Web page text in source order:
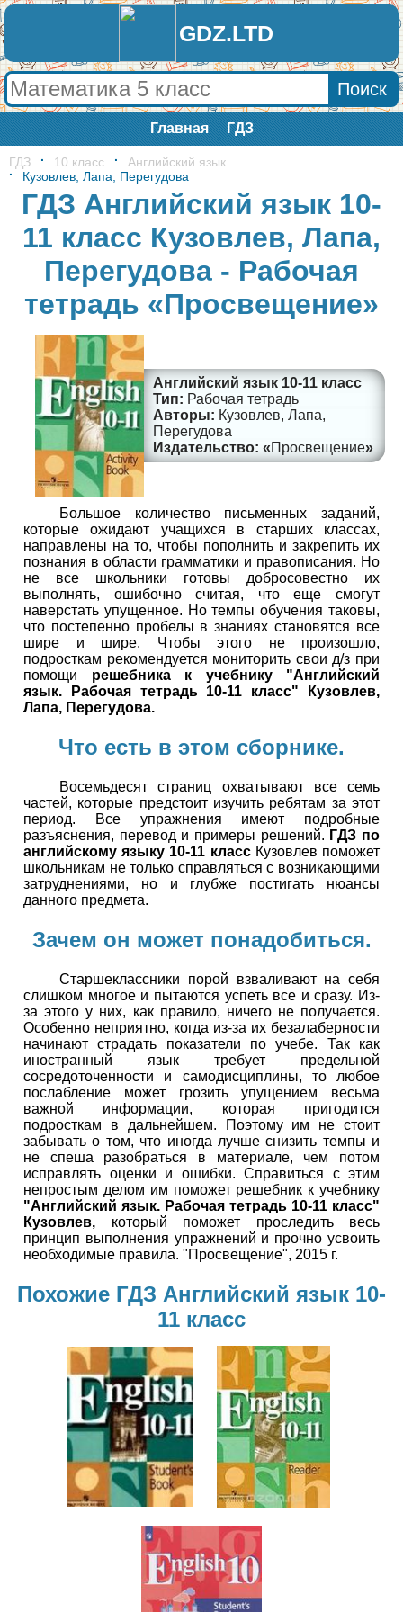
GDZ.LTD
Главная ГДЗ
ГДЗ 10 класс
Английский язык
Кузовлев, Лапа, Перегудова
ГДЗ Английский язык 10-
11 класс Кузовлев, Лапа,
Перегудова - Рабочая
тетрадь «Просвещение»
Английский язык 10-11 класс
Рабочая тетрадь
Кузовлев, Лапа,
Перегудова
Просвещение
Большое количество письменных заданий,
которые ожидают учащихся в старших классах,
направлены на то, чтобы пополнить и закрепить их
познания в области грамматики и правописания. Но
не все школьники готовы добросовестно их
выполнять, ошибочно считая, что еще смогут
наверстать упущенное. Но темпы обучения таковы,
что постепенно пробелы в знаниях становятся все
шире и шире. Чтобы этого не произошло,
подросткам рекомендуется мониторить свои д/з при
помощи решебника к учебнику "Английский
язык. Рабочая тетрадь 10-11 класс" Кузовлев,
Лапа, Перегудова.
Что есть в этом сборнике.
Восемьдесят страниц охватывают все семь
частей, которые предстоит изучить ребятам за этот
период. Все упражнения имеют подробные
разъяснения, перевод и примеры решений. ГДЗ по
английскому языку 10-11 классКузовлев поможет
школьникам не только справляться с возникающими
затруднениями, но и глубже постигать нюансы
данного предмета.
Зачем он может понадобиться.
Старшеклассники порой взваливают на себя
слишком многое и пытаются успеть все и сразу. Из-
за этого у них, как правило, ничего не получается.
Особенно неприятно, когда из-за их безалаберности
начинают страдать показатели по учебе. Так как
иностранный язык требует предельной
сосредоточенности и самодисциплины, то любое
послабление может грозить упущением весьма
важной информации, которая пригодится
подросткам в дальнейшем. Поэтому им не стоит
забывать о том, что иногда лучше снизить темпы и
не спеша разобраться в материале, чем потом
исправлять оценки и ошибки. Справиться с этим
непростым делом им поможет решебник к учебнику
"Английский язык. Рабочая тетрадь 10-11 класс"
Кузовлев, который поможет проследить весь
принцип выполнения упражнений и прочно усвоить
необходимые правила. "Просвещение", 2015 г.
Похожие ГДЗ Английский язык 10-
11 класс
Английский
язык
10-11 класс
Английский
язык
10-11 класс